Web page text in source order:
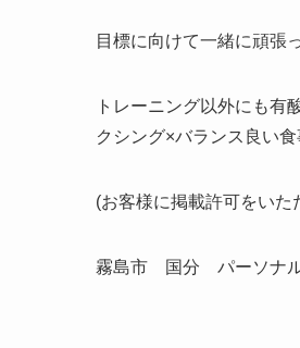
目標に向けて一緒に頑張
トレーニング以外にも有
クシング×バランス良い
(お客様に掲載許可をい
霧島市 国分 パーソナ